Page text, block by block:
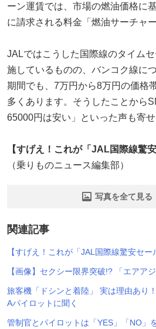
ーン運賃では、市場の燃油価格に
に請求される料金「燃油サーチャ
JALではこうした国際線のタイム
施しているものの、バンコク線に
期間でも、7万円から8万円の価格
多くあります。そうしたことから
65000円は安い」といった声も寄せ
【すげえ！これが「JAL国際線驚
（乗りものニュース編集部）
写真を全て見る
関連記事
【すげえ！これが「JAL国際線驚安セ
【画像】セクシー限界突破!? 「エアア
旅客機「ドシンと着陸」 実は理由あり
Aパイロットに聞く
管制官とパイロットは「YES」「NO」